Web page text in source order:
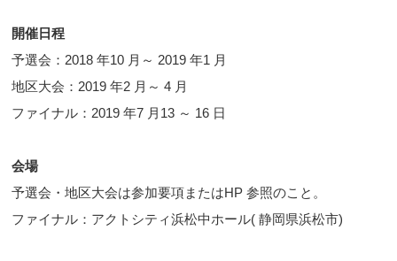
開催日程
予選会：2018 年10 月～ 2019 年1 月
地区大会：2019 年2 月～ 4 月
ファイナル：2019 年7 月13 ～ 16 日
会場
予選会・地区大会は参加要項またはHP 参照のこと。
ファイナル：アクトシティ浜松中ホール( 静岡県浜松市)